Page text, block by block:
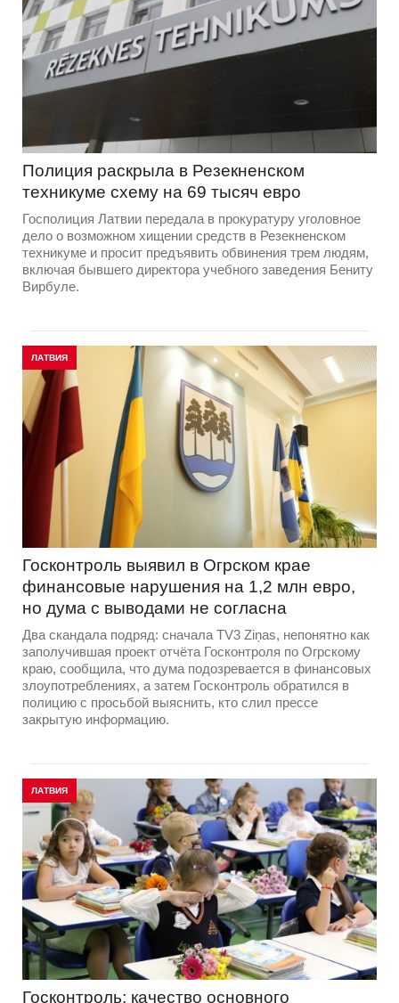
Полиция раскрыла в Резекненском
техникуме схему на 69 тысяч евро
Госполиция Латвии передала в прокуратуру уголовное
дело о возможном хищении средств в Резекненском
техникуме и просит предъявить обвинения трем людям,
включая бывшего директора учебного заведения Бениту
Вирбуле.
ЛАТВИЯ
Госконтроль выявил в Огрском крае
финансовые нарушения на 1,2 млн евро,
но дума с выводами не согласна
Два скандала подряд: сначала TV3 Ziņas, непонятно как
заполучившая проект отчёта Госконтроля по Огрскому
краю, сообщила, что дума подозревается в финансовых
злоупотреблениях, а затем Госконтроль обратился в
полицию с просьбой выяснить, кто слил прессе
закрытую информацию.
ЛАТВИЯ
Госконтроль: качество основного